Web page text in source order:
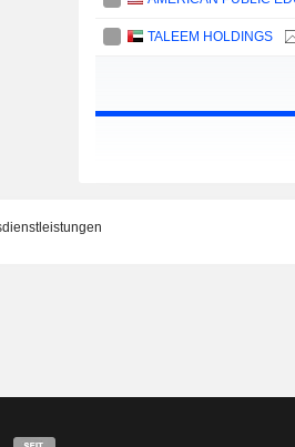
TALEEM HOLDINGS